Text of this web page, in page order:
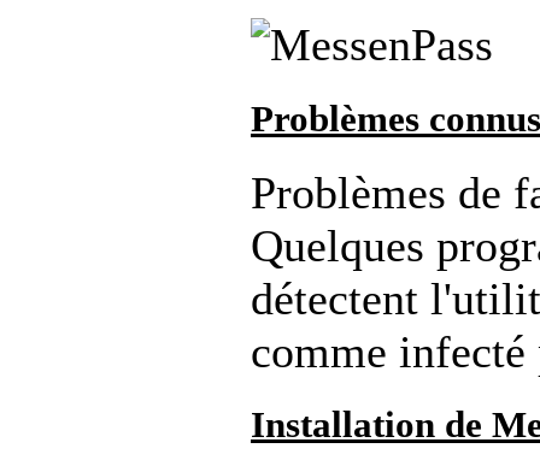
Problèmes connus
Problèmes de
Quelques
détectent
comme
Installation de